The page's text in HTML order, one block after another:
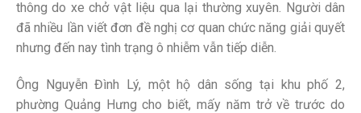
thông do xe chở vật liệu qua lại thường xuyên. Người dân
đã nhiều lần viết đơn đề nghị cơ quan chức năng giải quyết
nhưng đến nay tình trạng ô nhiễm vẫn tiếp diễn.
Ông Nguyễn Đình Lý, một hộ dân sống tại khu phố 2,
phường Quảng Hưng cho biết, mấy năm trở về trước do